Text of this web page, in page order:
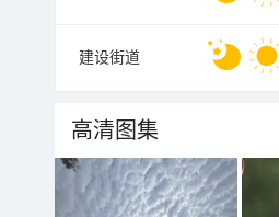
建设街道
高清图集